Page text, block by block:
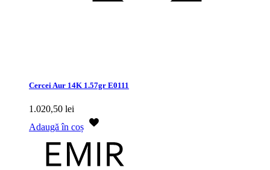
Cercei Aur 14K 1.57gr E0111
1.020,50 lei
Adaugă în coș